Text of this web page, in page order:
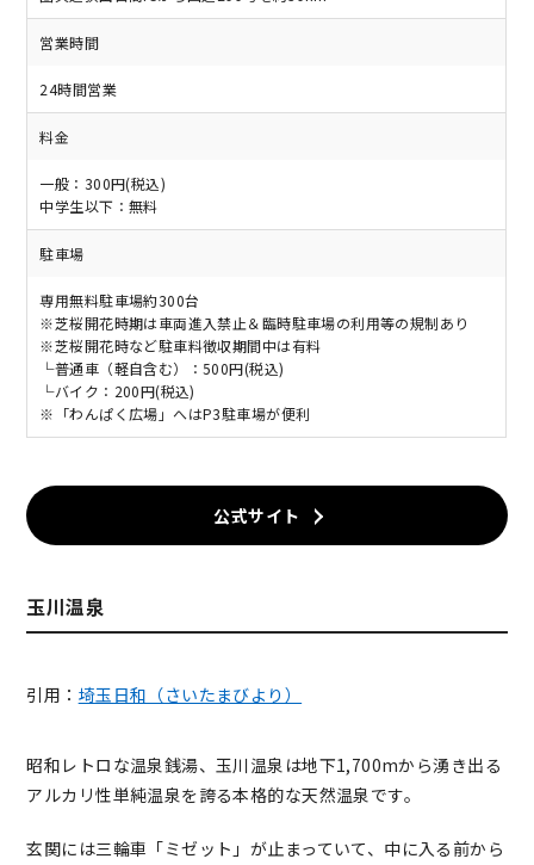
営業時間
24時間営業
料金
一般：300円(税込)
中学生以下：無料
駐車場
専用無料駐車場約300台
※芝桜開花時期は車両進入禁止＆臨時駐車場の利用等の規制あり
※芝桜開花時など駐車料徴収期間中は有料
└普通車（軽自含む）：500円(税込)
└バイク：200円(税込)
※「わんぱく広場」へはP3駐車場が便利
公式サイト
玉川温泉
引用： 埼玉日和（さいたまびより）
昭和レトロな温泉銭湯、玉川温泉は地下1,700mから湧き出る
アルカリ性単純温泉を誇る本格的な天然温泉です。
玄関には三輪車「ミゼット」が止まっていて、中に入る前から